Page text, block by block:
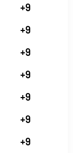
+9
+9
+9
+9
+9
+9
+9